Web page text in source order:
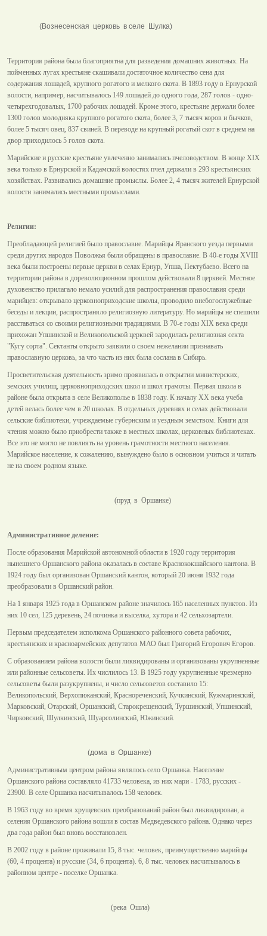
(Вознесенская церковь в селе Шулка)
Территория района была благоприятна для разведения домашних животных. На
пойменных лугах крестьяне скашивали достаточное количество сена для
содержания лошадей, крупного рогатого и мелкого скота. В 1893 году в Ернурской
волости, например, насчитывалось 149 лошадей до одного года, 287 голов - одно-
четырехгодовалых, 1700 рабочих лошадей. Кроме этого, крестьяне держали более
1300 голов молодняка крупного рогатого скота, более 3, 7 тысяч коров и бычков,
более 5 тысяч овец, 837 свиней. В переводе на крупный рогатый скот в среднем на
двор приходилось 5 голов скота.
Марийские и русские крестьяне увлеченно занимались пчеловодством. В конце XIX
века только в Ернурской и Кадамской волостях пчел держали в 293 крестьянских
хозяйствах. Развивались домашние промыслы. Более 2, 4 тысяч жителей Ернурской
волости занимались местными промыслами.
Религии:
Преобладающей религией было православие. Марийцы Яранского уезда первыми
среди других народов Поволжья были обращены в православие. В 40-е годы XVIII
века были построены первые церкви в селах Ернур, Упша, Пектубаево. Всего на
территории района в дореволюционном прошлом действовали 8 церквей. Местное
духовенство прилагало немало усилий для распространения православия среди
марийцев: открывало церковноприходские школы, проводило внебогослужебные
беседы и лекции, распространяло религиозную литературу. Но марийцы не спешили
расставаться со своими религиозными традициями. В 70-е годы XIX века среди
прихожан Упшинской и Великопольской церквей зародилась религиозная секта
"Кугу сорта". Сектанты открыто заявили о своем нежелании признавать
православную церковь, за что часть из них была сослана в Сибирь.
Просветительская деятельность зримо проявилась в открытии министерских,
земских училищ, церковноприходских школ и школ грамоты. Первая школа в
районе была открыта в селе Великополье в 1838 году. К началу XX века учеба
детей велась более чем в 20 школах. В отдельных деревнях и селах действовали
сельские библиотеки, учреждаемые губернским и уездным земством. Книги для
чтения можно было приобрести также в местных школах, церковных библиотеках.
Все это не могло не повлиять на уровень грамотности местного населения.
Марийское население, к сожалению, вынуждено было в основном учиться и читать
не на своем родном языке.
(пруд в Оршанке)
Административное деление:
После образования Марийской автономной области в 1920 году территория
нынешнего Оршанского района оказалась в составе Краснококшайского кантона. В
1924 году был организован Оршанский кантон, который 20 июня 1932 года
преобразовали в Оршанский район.
На 1 января 1925 года в Оршанском районе значилось 165 населенных пунктов. Из
них 10 сел, 125 деревень, 24 починка и выселка, хутора и 42 сельхозартели.
Первым председателем исполкома Оршанского районного совета рабочих,
крестьянских и красноармейских депутатов МАО был Григорий Егорович Егоров.
С образованием района волости были ликвидированы и организованы укрупненные
или районные сельсоветы. Их числилось 13. В 1925 году укрупненные чрезмерно
сельсоветы были разукрупнены, и число сельсоветов составило 15:
Великопольский, Верхопижанский, Краснореченский, Кучкинский, Кужмаринский,
Марковский, Отарский, Оршанский, Старокрещенский, Туршинский, Упшинский,
Чирковский, Шулкинский, Шуарсолинский, Южинский.
(дома в Оршанке)
Административным центром района являлось село Оршанка. Население
Оршанского района составляло 41733 человека, из них мари - 1783, русских -
23900. В селе Оршанка насчитывалось 158 человек.
В 1963 году во время хрущевских преобразований район был ликвидирован, а
селения Оршанского района вошли в состав Медведевского района. Однако через
два года район был вновь восстановлен.
В 2002 году в районе проживали 15, 8 тыс. человек, преимущественно марийцы
(60, 4 процента) и русские (34, 6 процента). 6, 8 тыс. человек насчитывалось в
районном центре - поселке Оршанка.
(река Ошла)